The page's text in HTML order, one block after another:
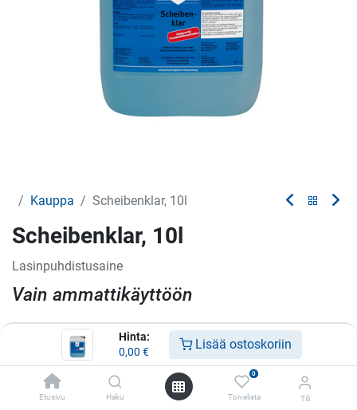
Hinta:
0,00 € Lisää ostoskoriin
Etusivu Haku
0
Toivelista Tili
Kauppa Scheibenklar, 10l
Scheibenklar, 10l
Lasinpuhdistusaine
Vain ammattikäyttöön
Lisää toivelistalle
Ota yhteyttä